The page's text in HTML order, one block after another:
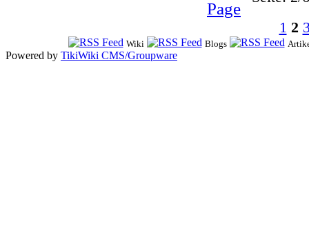
1 2
Wiki Blogs
Powered by TikiWiki CMS/Groupware